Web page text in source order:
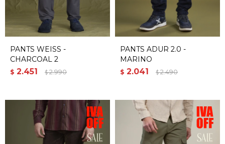
PANTS WEISS -
CHARCOAL 2
$ 2.451 $ 2.990
PANTS ADUR 2.0 -
MARINO
$ 2.041 $ 2.490